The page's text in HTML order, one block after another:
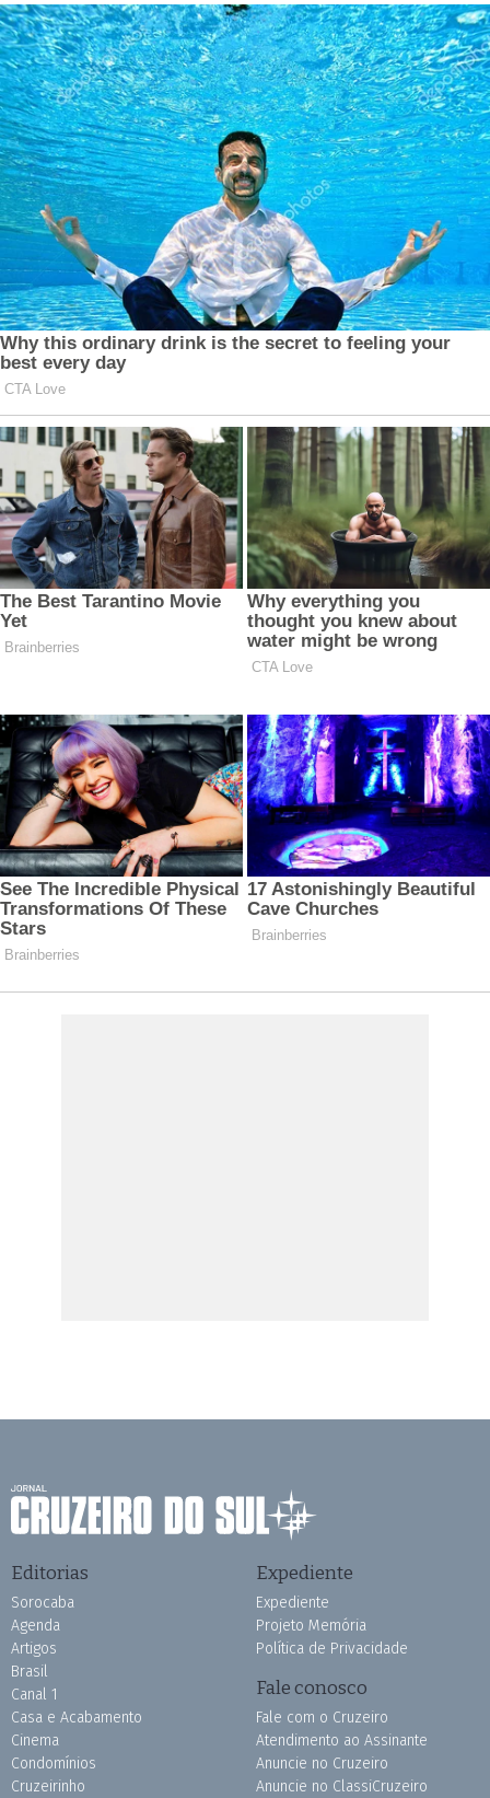
Editorias
Sorocaba
Agenda
Artigos
Brasil
Canal 1
Casa e Acabamento
Cinema
Condomínios
Cruzeirinho
Expediente
Expediente
Projeto Memória
Política de Privacidade
Fale conosco
Fale com o Cruzeiro
Atendimento ao Assinante
Anuncie no Cruzeiro
Anuncie no ClassiCruzeiro